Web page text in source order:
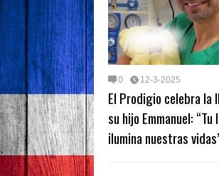
0 12-3-2025
El Prodigio celebra la
su hijo Emmanuel: “Tu
ilumina nuestras